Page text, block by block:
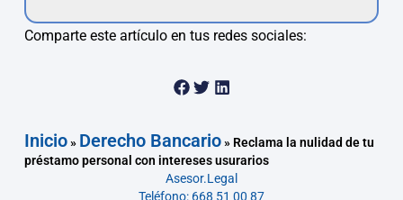
Comparte este artículo en tus redes sociales:
Inicio» Derecho Bancario» Reclama la nulidad de tu
préstamo personal con intereses usurarios
Asesor.Legal
Teléfono: 668 51 00 87